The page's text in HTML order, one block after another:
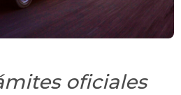
oficiales